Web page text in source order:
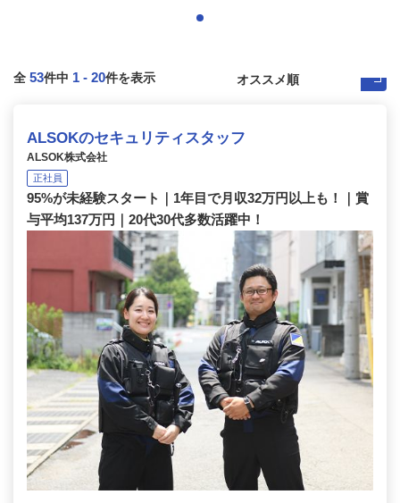
全 53件中 1 - 20件を表示
ALSOKのセキュリティスタッフ
ALSOK株式会社
正社員
95%が未経験スタート｜1年目で月収32万円以上も！｜賞
与平均137万円｜20代30代多数活躍中！